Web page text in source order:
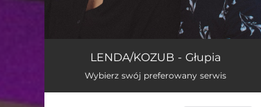
LENDA/KOZUB - Głupia
Wybierz swój preferowany serwis